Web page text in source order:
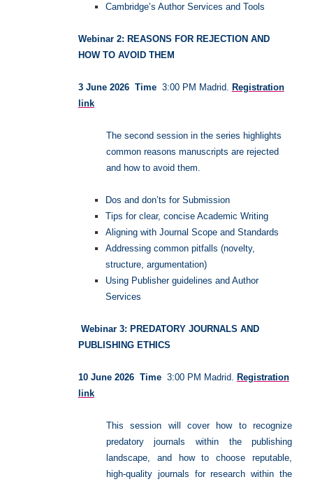
Cambridge’s Author Services and Tools
Webinar 2: REASONS FOR REJECTION AND
HOW TO AVOID THEM
3 June 2026 Time3:00 PM Madrid. Registration
link
The second session in the series highlights
common reasons manuscripts are rejected
and how to avoid them.
Dos and don’ts for Submission
Tips for clear, concise Academic Writing
Aligning with Journal Scope and Standards
Addressing common pitfalls (novelty,
structure, argumentation)
Using Publisher guidelines and Author
Services
Webinar 3: PREDATORY JOURNALS AND
PUBLISHING ETHICS
10 June 2026 Time3:00 PM Madrid. Registration
link
This session will cover how to recognize
predatory journals within the publishing
landscape, and how to choose reputable,
high‑quality journals for research within the